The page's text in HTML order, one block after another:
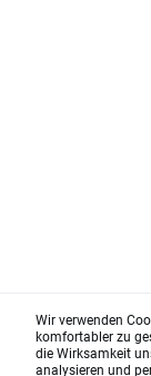
Wir verwenden
komfortabler zu
die Wirksamkeit
analysieren und